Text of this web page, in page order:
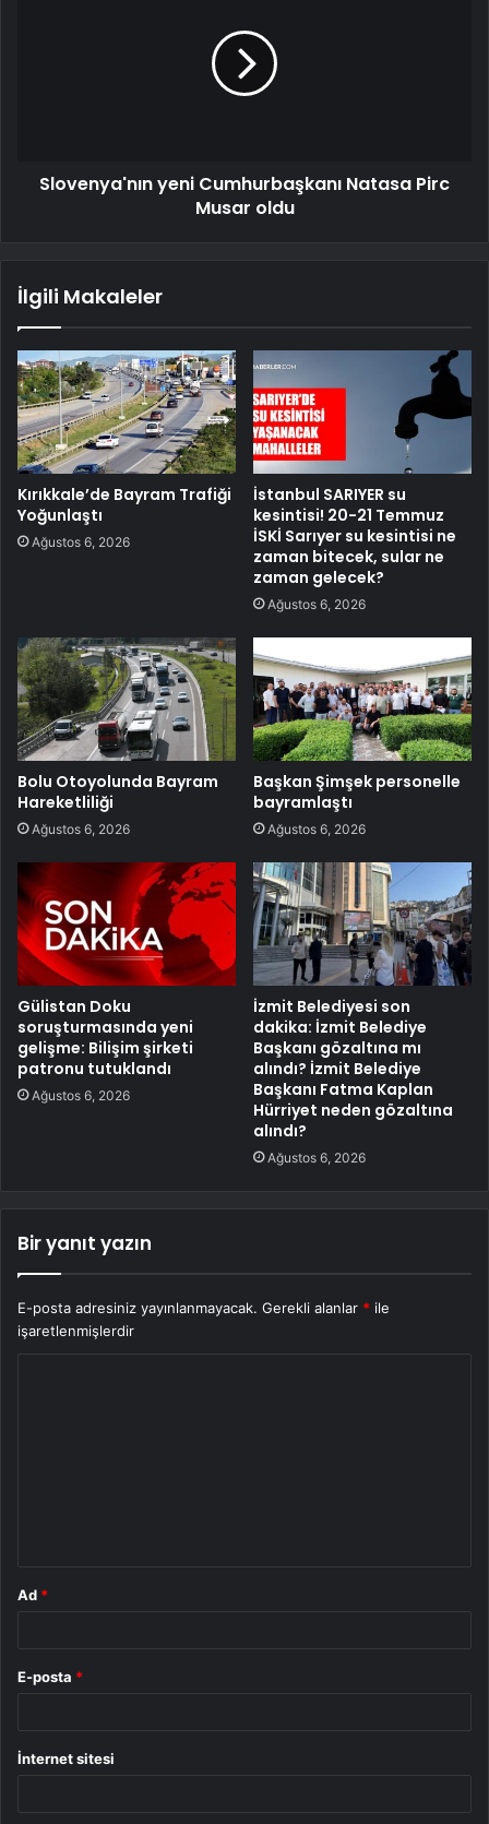
Slovenya'nın yeni Cumhurbaşkanı Natasa Pirc
Musar oldu
İlgili Makaleler
Kırıkkale’de Bayram Trafiği
Yoğunlaştı
Ağustos 6, 2026
İstanbul SARIYER su
kesintisi! 20-21 Temmuz
İSKİ Sarıyer su kesintisi ne
zaman bitecek, sular ne
zaman gelecek?
Ağustos 6, 2026
Bolu Otoyolunda Bayram
Hareketliliği
Ağustos 6, 2026
Başkan Şimşek personelle
bayramlaştı
Ağustos 6, 2026
Gülistan Doku
soruşturmasında yeni
gelişme: Bilişim şirketi
patronu tutuklandı
Ağustos 6, 2026
İzmit Belediyesi son
dakika: İzmit Belediye
Başkanı gözaltına mı
alındı? İzmit Belediye
Başkanı Fatma Kaplan
Hürriyet neden gözaltına
alındı?
Ağustos 6, 2026
Bir yanıt yazın
E-posta adresiniz yayınlanmayacak. Gerekli alanlar * ile
işaretlenmişlerdir
Ad *
E-posta *
İnternet sitesi